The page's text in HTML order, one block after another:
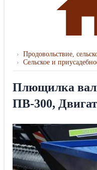
› Продовольствие,
› Сельское и
Плющилка
ПВ-300,